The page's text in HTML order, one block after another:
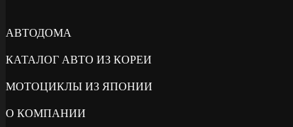
АВТОДОМА
КАТАЛОГ АВТО ИЗ КОРЕИ
МОТОЦИКЛЫ ИЗ ЯПОНИИ
О КОМПАНИИ